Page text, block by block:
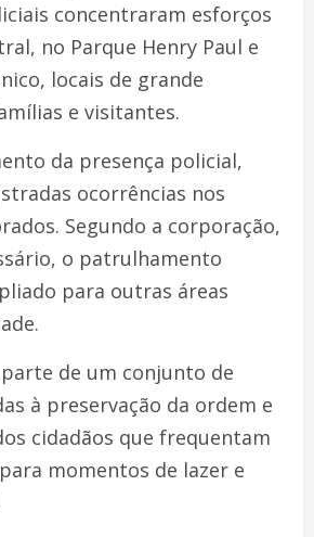
concentraram esforços
no Parque Henry Paul e
locais de grande
e visitantes.
da presença policial,
ocorrências nos
Segundo a corporação,
o patrulhamento
para outras áreas
de um conjunto de
à preservação da ordem e
cidadãos que frequentam
momentos de lazer e